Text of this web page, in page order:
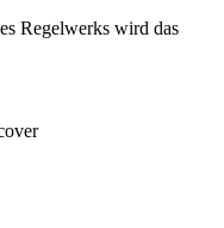
Regelwerks wird das